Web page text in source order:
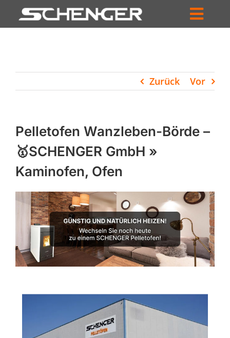
Inhalt
HÄNDLERSUCHE
UNTERNEHMEN
PROFIL
WARENKORB
PRODUCTS
SEARCH
Zurück Vor
Pelletofen Wanzleben-Börde –
🥇SCHENGER GmbH »
Kaminofen, Ofen